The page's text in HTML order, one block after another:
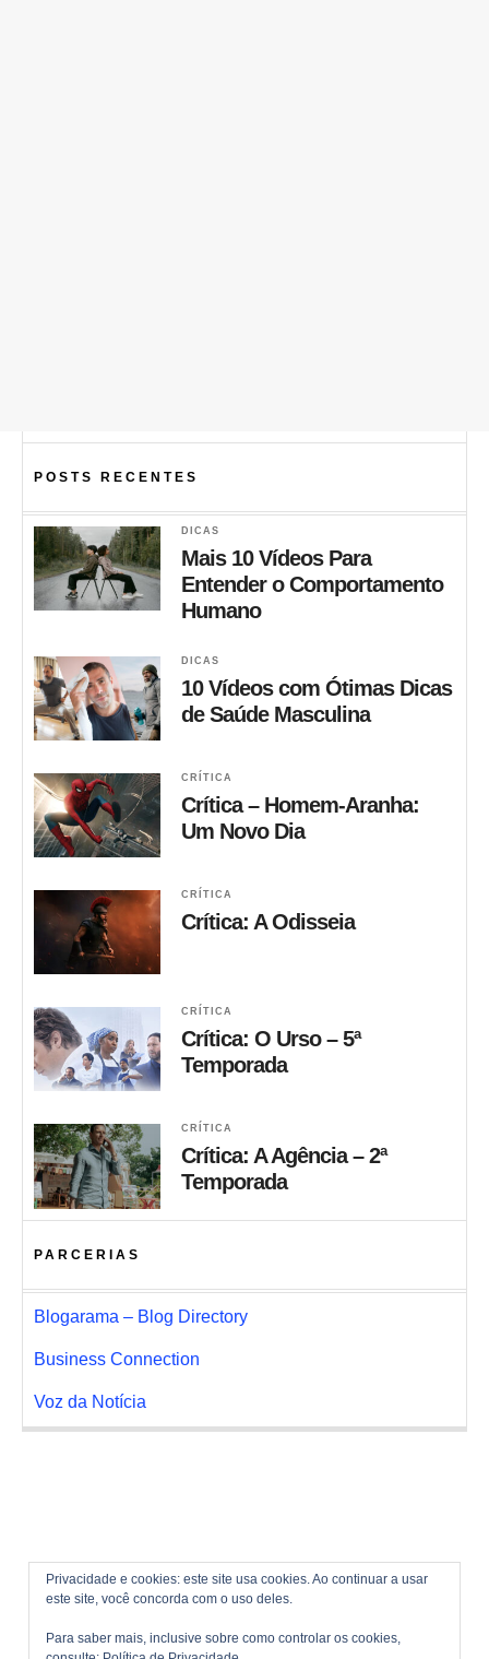
Privacidade e cookies: este site usa cookies. Ao continuar a usar
este site, você concorda com o uso deles.
Para saber mais, inclusive sobre como controlar os cookies,
POSTS RECENTES
DICAS
Mais 10 Vídeos Para
Entender o Comportamento
Humano
DICAS
10 Vídeos com Ótimas Dicas
de Saúde Masculina
CRÍTICA
Crítica – Homem-Aranha:
Um Novo Dia
CRÍTICA
Crítica: A Odisseia
CRÍTICA
Crítica: O Urso – 5ª
Temporada
CRÍTICA
Crítica: A Agência – 2ª
Temporada
PARCERIAS
Blogarama – Blog Directory
Business Connection
Voz da Notícia